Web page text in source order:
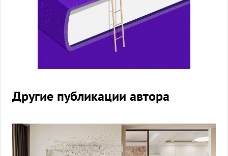
Другие публикации автора